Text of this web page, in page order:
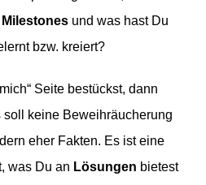
Milestones und was hast Du
bzw. kreiert?
Seite bestückst, dann
soll keine Beweihräucherung
eher Fakten. Es ist eine
was Du an Lösungen bietest